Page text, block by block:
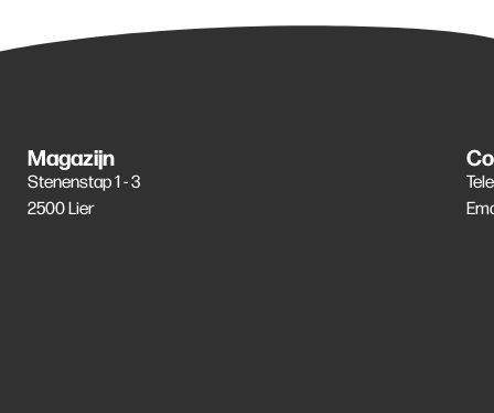
Magazijn
Stenenstap 1 - 3
2500 Lier